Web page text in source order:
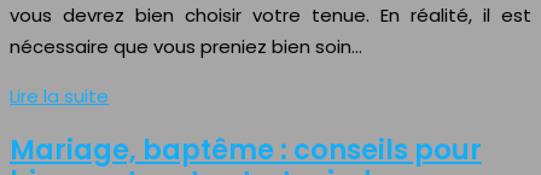
vous devrez bien choisir votre tenue. En réalité, il est
nécessaire que vous preniez bien soin…
Lire la suite
Mariage, baptême : conseils pour